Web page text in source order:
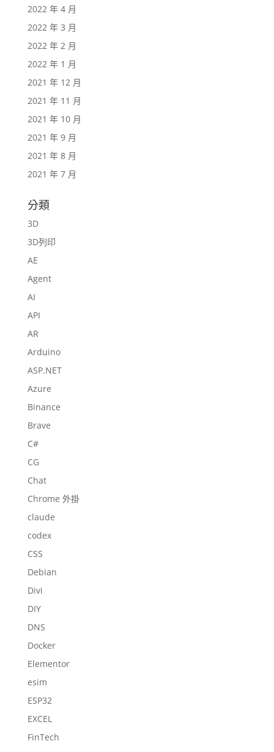
2022 年 4 月
2022 年 3 月
2022 年 2 月
2022 年 1 月
2021 年 12 月
2021 年 11 月
2021 年 10 月
2021 年 9 月
2021 年 8 月
2021 年 7 月
分類
3D
3D列印
AE
Agent
AI
API
AR
Arduino
ASP.NET
Azure
Binance
Brave
C#
CG
Chat
Chrome 外掛
claude
codex
CSS
Debian
Divi
DIY
DNS
Docker
Elementor
esim
ESP32
EXCEL
FinTech